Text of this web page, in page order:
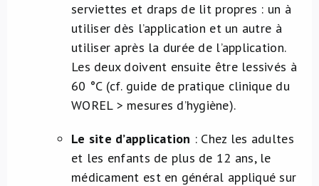
serviettes et draps de lit propres : un à
utiliser dès l’application et un autre à
utiliser après la durée de l’application.
Les deux doivent ensuite être lessivés à
60 °C (cf. guide de pratique clinique du
WOREL > mesures d’hygiène).
Le site d’application : Chez les adultes
et les enfants de plus de 12 ans, le
médicament est en général appliqué sur